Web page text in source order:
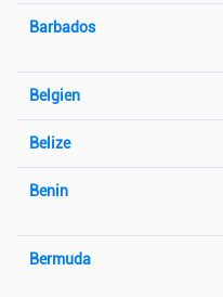
Barbados
Belgien
Belize
Benin
Bermuda